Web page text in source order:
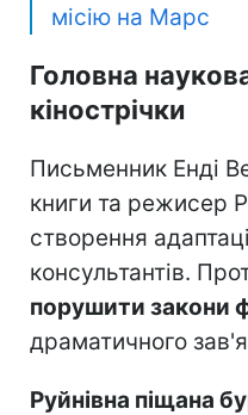
місію на Марс
Головна
кінострічки
Письменник Енді
книги та режисер
створення
консультантів.
порушити закони
драматичного
Руйнівна піщана